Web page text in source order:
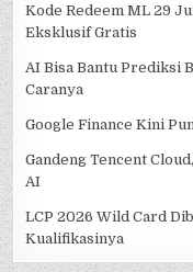
Kode Redeem ML 29
Eksklusif Gratis
AI Bisa Bantu Prediksi
Caranya
Google Finance Kini
Gandeng Tencent
AI
LCP 2026 Wild Card
Kualifikasinya